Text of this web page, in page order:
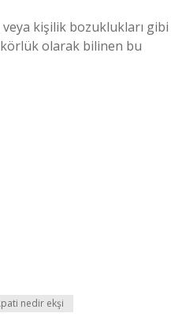
kişilik bozuklukları gibi
olarak bilinen bu
nedir ekşi